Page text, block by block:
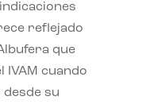
reflejado
que
IVAM cuando
su